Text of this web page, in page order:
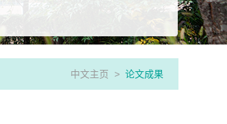
中文主页 > 论文成果